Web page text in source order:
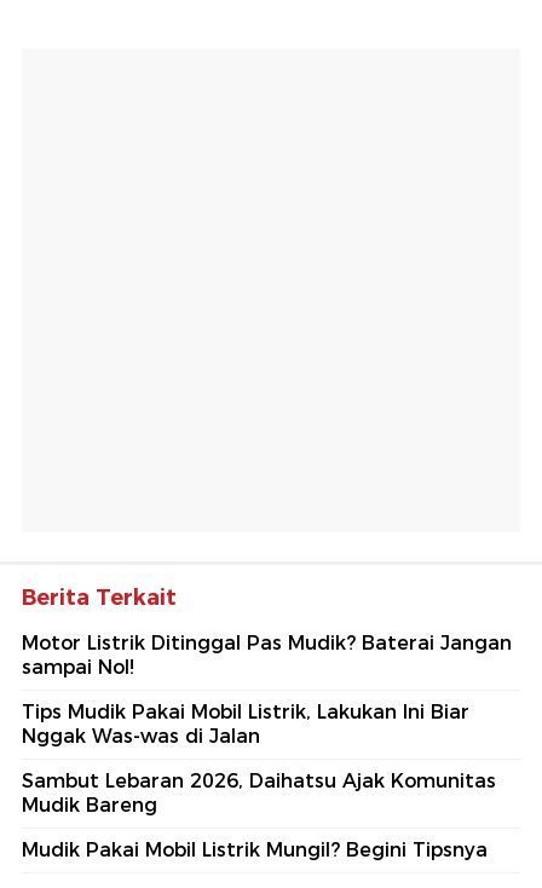
Berita Terkait
Motor Listrik Ditinggal Pas Mudik? Baterai Jangan
sampai Nol!
Tips Mudik Pakai Mobil Listrik, Lakukan Ini Biar
Nggak Was-was di Jalan
Sambut Lebaran 2026, Daihatsu Ajak Komunitas
Mudik Bareng
Mudik Pakai Mobil Listrik Mungil? Begini Tipsnya